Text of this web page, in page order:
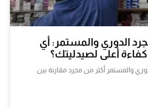
الدوري والمستمر: أي
أعلى لصيدليتك؟
والمستمر أكثر من مجرد مقارنة بين